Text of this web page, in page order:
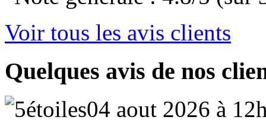
Voir tous les avis clients
Quelques avis de nos
04 aout 2026 à